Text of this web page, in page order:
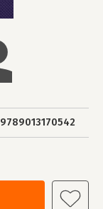
9789013170542